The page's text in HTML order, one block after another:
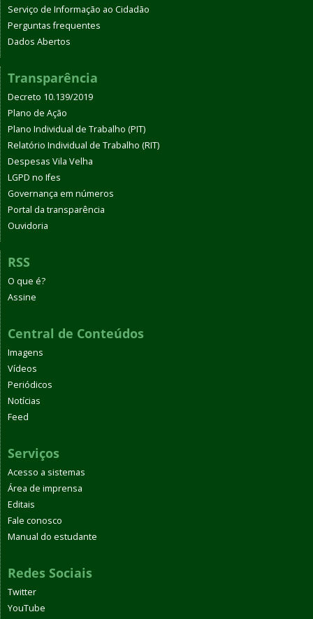
Serviço de Informação ao Cidadão
Perguntas frequentes
Dados Abertos
Transparência
Decreto 10.139/2019
Plano de Ação
Plano Individual de Trabalho (PIT)
Relatório Individual de Trabalho (RIT)
Despesas Vila Velha
LGPD no Ifes
Governança em números
Portal da transparência
Ouvidoria
RSS
O que é?
Assine
Central de Conteúdos
Imagens
Vídeos
Periódicos
Notícias
Feed
Serviços
Acesso a sistemas
Área de imprensa
Editais
Fale conosco
Manual do estudante
Redes Sociais
Twitter
YouTube